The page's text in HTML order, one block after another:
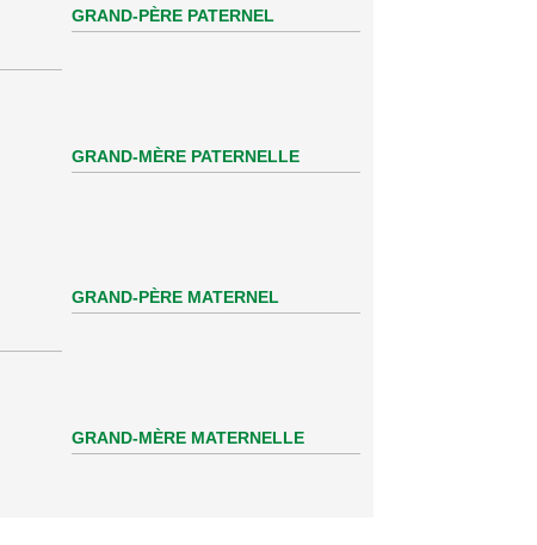
GRAND-PÈRE PATERNEL
GRAND-MÈRE PATERNELLE
GRAND-PÈRE MATERNEL
GRAND-MÈRE MATERNELLE